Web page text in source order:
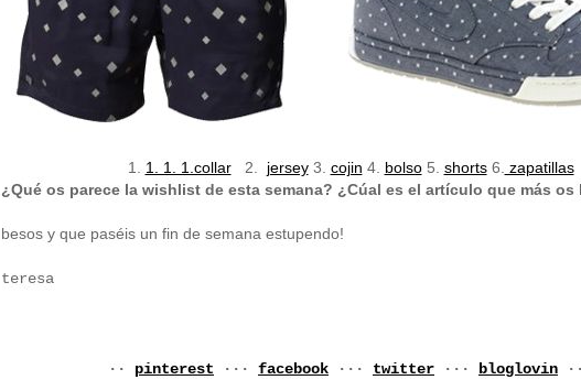
1. 1. 1. 1.collar2. jersey3. cojin 4. bolso5. shorts6. zapatillas
¿Qué os parece la wishlist de esta semana? ¿Cúal es el artículo que más os
besos y que paséis un fin de semana estupendo!
teresa
·· pinterest ··· facebook ··· twitter ··· bloglovin